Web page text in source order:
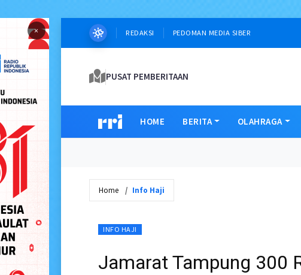
× REDAKSI PEDOMAN MEDIA SIBER
PUSAT PEMBERITAAN
HOME BERITA OLAHRAGA
Home Info Haji
INFO HAJI
Jamarat Tampung 300